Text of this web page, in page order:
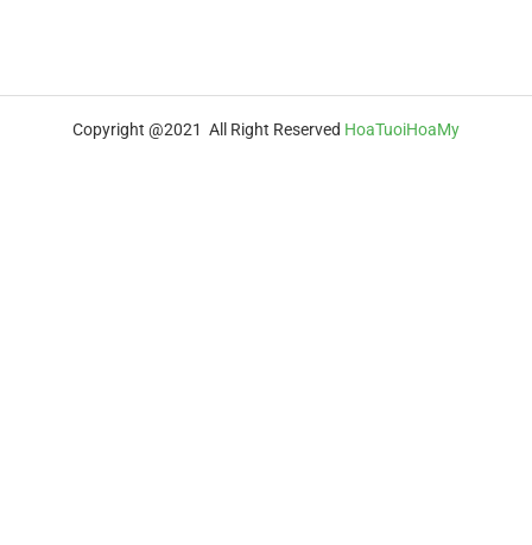
Copyright @2021 All Right Reserved HoaTuoiHoaMy